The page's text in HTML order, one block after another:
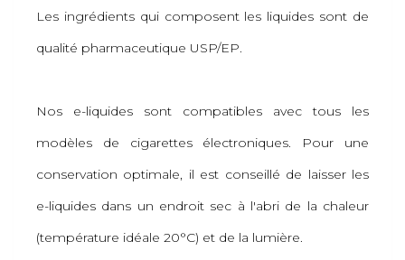
Les ingrédients qui composent les liquides sont de
qualité pharmaceutique USP/EP.
Nos e-liquides sont compatibles avec tous les
modèles de cigarettes électroniques. Pour une
conservation optimale, il est conseillé de laisser les
e-liquides dans un endroit sec à l'abri de la chaleur
(température idéale 20°C) et de la lumière.